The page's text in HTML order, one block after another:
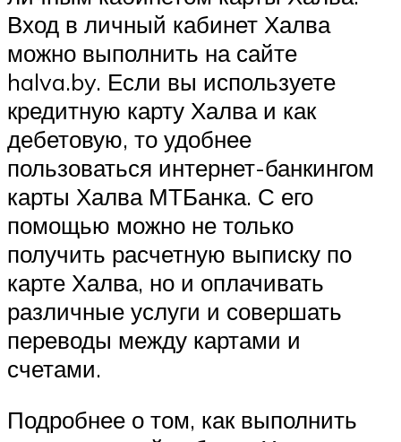
Вход в личный кабинет Халва
можно выполнить на сайте
halva.by. Если вы используете
кредитную карту Халва и как
дебетовую, то удобнее
пользоваться интернет-банкингом
карты Халва МТБанка. С его
помощью можно не только
получить расчетную выписку по
карте Халва, но и оплачивать
различные услуги и совершать
переводы между картами и
счетами.
Подробнее о том, как выполнить